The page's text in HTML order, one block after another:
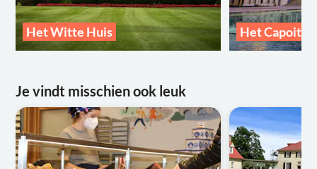
Het Witte Huis Het
Je vindt misschien ook leuk